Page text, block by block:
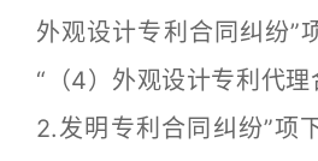
外观设计专利合同纠纷”
“（4）外观设计专利代理
2.发明专利合同纠纷”项